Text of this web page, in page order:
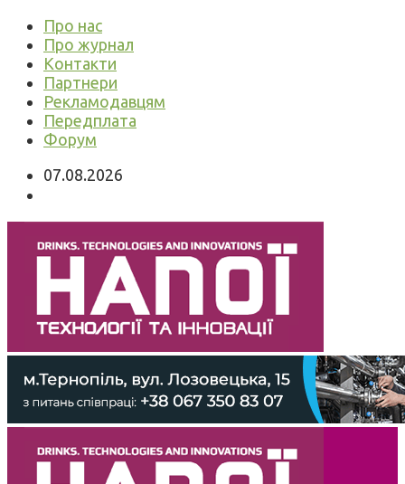
Про нас
Про журнал
Контакти
Партнери
Рекламодавцям
Передплата
Форум
07.08.2026